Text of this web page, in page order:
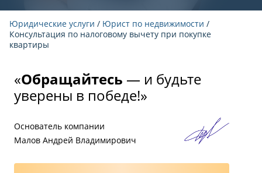
Юридические услуги / Юрист по недвижимости /
Консультация по налоговому вычету при покупке
квартиры
«Обращайтесь — и будьте
уверены в победе!»
Основатель компании
Малов Андрей Владимирович